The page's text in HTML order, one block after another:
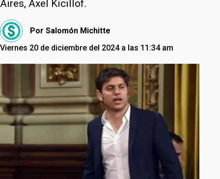
Aires, Axel Kicillof.
Por Salomón Michitte
Viernes 20 de diciembre del 2024 a las 11:34 am